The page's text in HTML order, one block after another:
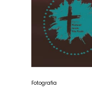
Fotografia